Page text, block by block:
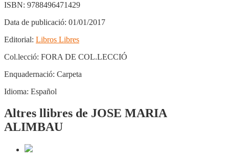
ISBN: 9788496471429
Data de publicació: 01/01/2017
Editorial: Libros Libres
Col.lecció: FORA DE COL.LECCIÓ
Enquadernació: Carpeta
Idioma: Español
Altres llibres de JOSE MARIA
ALIMBAU